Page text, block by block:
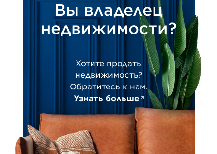
Вы владелец
недвижимости?
Хотите продать
недвижимость?
Обратитесь к нам.
Узнать больше